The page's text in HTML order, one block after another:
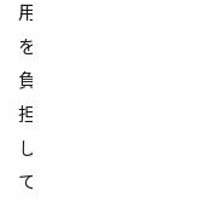
用
を
負
担
し
て